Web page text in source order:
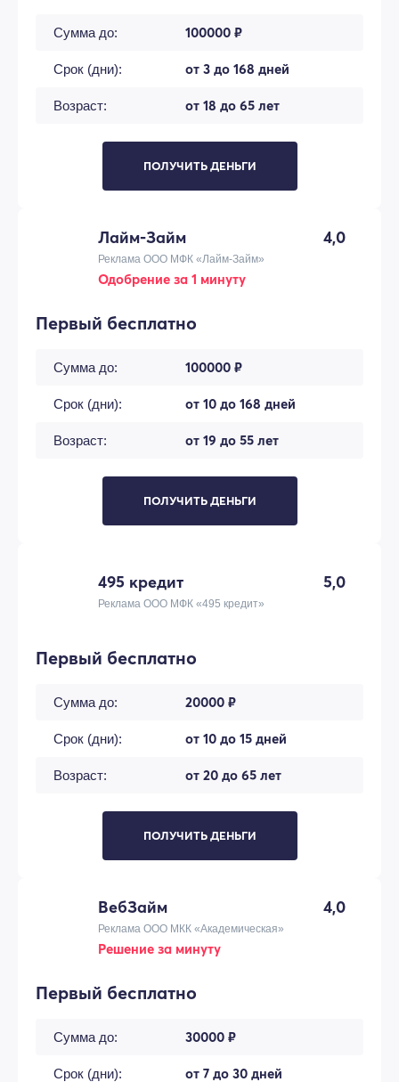
Сумма до: 100000 ₽
Срок (дни): от 3 до 168 дней
Возраст: от 18 до 65 лет
ПОЛУЧИТЬ ДЕНЬГИ
Лайм-Займ 4,0
Реклама ООО МФК «Лайм-Займ»
Одобрение за 1 минуту
Первый бесплатно
Сумма до: 100000 ₽
Срок (дни): от 10 до 168 дней
Возраст: от 19 до 55 лет
ПОЛУЧИТЬ ДЕНЬГИ
495 кредит 5,0
Реклама ООО МФК «495 кредит»
Первый бесплатно
Сумма до: 20000 ₽
Срок (дни): от 10 до 15 дней
Возраст: от 20 до 65 лет
ПОЛУЧИТЬ ДЕНЬГИ
ВебЗайм 4,0
Реклама ООО МКК «Академическая»
Решение за минуту
Первый бесплатно
Сумма до: 30000 ₽
Срок (дни): от 7 до 30 дней